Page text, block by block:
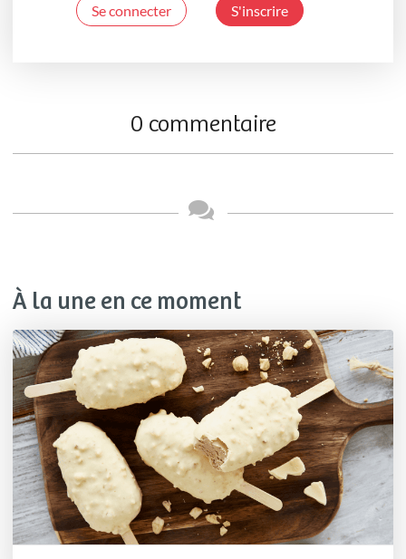
Se connecter S'inscrire
0 commentaire
À la une en ce moment